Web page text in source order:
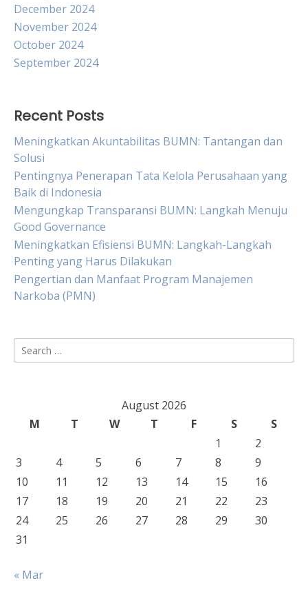
December 2024
November 2024
October 2024
September 2024
Recent Posts
Meningkatkan Akuntabilitas BUMN: Tantangan dan
Solusi
Pentingnya Penerapan Tata Kelola Perusahaan yang
Baik di Indonesia
Mengungkap Transparansi BUMN: Langkah Menuju
Good Governance
Meningkatkan Efisiensi BUMN: Langkah-Langkah
Penting yang Harus Dilakukan
Pengertian dan Manfaat Program Manajemen
Narkoba (PMN)
Search
for:
August 2026
M
T W T F S
S
1
2
3
4 5 6 7 8
9
10
11 12 13 14 15
16
17
18 19 20 21 22
23
24
25 26 27 28 29
30
31
« Mar